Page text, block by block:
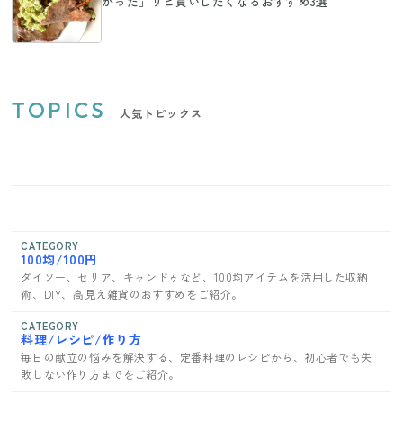
TOPICS 人気トピックス
CATEGORY
100均/100円
ダイソー、セリア、キャンドゥなど、100均アイテムを活用した収納
術、DIY、高見え雑貨のおすすめをご紹介。
CATEGORY
料理/レシピ/作り方
毎日の献立の悩みを解決する、定番料理のレシピから、初心者でも失
敗しない作り方までをご紹介。